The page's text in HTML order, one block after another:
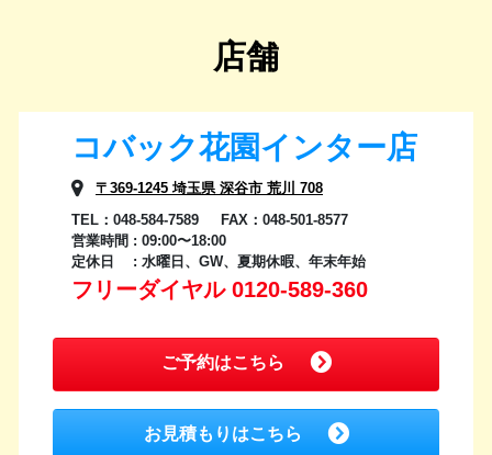
店舗
コバック花園インター店
〒369-1245 埼玉県 深谷市 荒川 708
TEL：048-584-7589 FAX：048-501-8577
営業時間 : 09:00〜18:00
定休日 : 水曜日、GW、夏期休暇、年末年始
フリーダイヤル 0120-589-360
ご予約はこちら
お見積もりはこちら